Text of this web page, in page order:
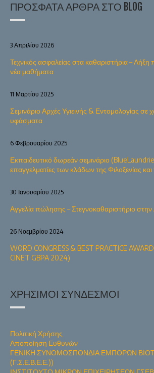
ΠΡΌΣΦΑΤΑ ΆΡΘΡΑ ΣΤΟ BLOG
Τεχνικός ασφαλείας στα καθαριστήρια – Λήξη
νέα μαθήματα
3 Απριλίου 2026
Σεμινάριο Αρχές Υγιεινής & Εντομολογίας σε
υφάσματα
11 Μαρτίου 2025
Εκπαιδευτικό δωρεάν σεμινάριο
επαγγελματίες των κλάδων της Φιλοξενίας
6 Φεβρουαρίου 2025
Αγγελία πώλησης – Στεγνοκαθαριστήριο
30 Ιανουαρίου 2025
WORD CONGRESS & BEST PRACTICE
CINET GBPA 2024)
26 Νοεμβρίου 2024
ΧΡΉΣΙΜΟΙ ΣΎΝΔΕΣΜΟΙ
Πολιτική Χρήσης
Αποποίηση Ευθυνών
ΓΕΝΙΚΗ ΣΥΝΟΜΟΣΠΟΝΔΙΑ ΕΜΠΟΡΩΝ
(Γ.Σ.Ε.Β.Ε.Ε.))